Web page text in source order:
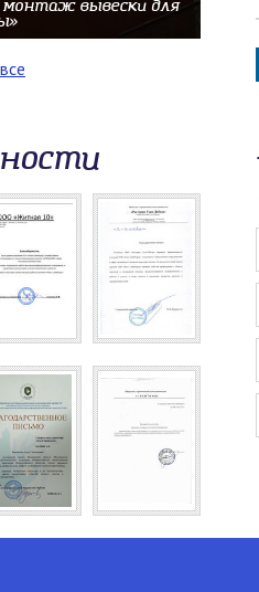
монтаж вывески для